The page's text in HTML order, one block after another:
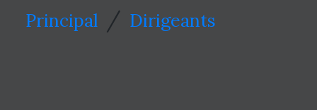
Principal / Dirigeants